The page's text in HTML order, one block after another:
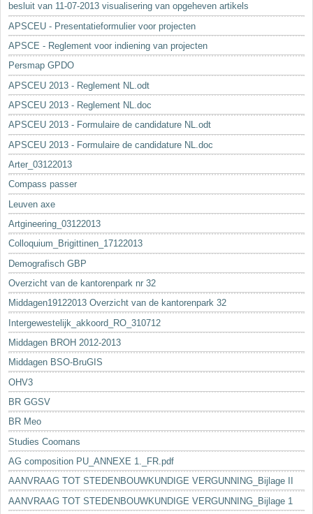
besluit van 11-07-2013 visualisering van opgeheven artikels
APSCEU - Presentatieformulier voor projecten
APSCE - Reglement voor indiening van projecten
Persmap GPDO
APSCEU 2013 - Reglement NL.odt
APSCEU 2013 - Reglement NL.doc
APSCEU 2013 - Formulaire de candidature NL.odt
APSCEU 2013 - Formulaire de candidature NL.doc
Arter_03122013
Compass passer
Leuven axe
Artgineering_03122013
Colloquium_Brigittinen_17122013
Demografisch GBP
Overzicht van de kantorenpark nr 32
Middagen19122013 Overzicht van de kantorenpark 32
Intergewestelijk_akkoord_RO_310712
Middagen BROH 2012-2013
Middagen BSO-BruGIS
OHV3
BR GGSV
BR Meo
Studies Coomans
AG composition PU_ANNEXE 1._FR.pdf
AANVRAAG TOT STEDENBOUWKUNDIGE VERGUNNING_Bijlage II
AANVRAAG TOT STEDENBOUWKUNDIGE VERGUNNING_Bijlage 1